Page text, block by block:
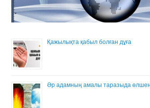
Қажылықта қабыл болған дұға
Әр адамның амалы таразыда